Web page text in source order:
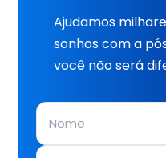
Ajudamos
sonhos com a
você não será